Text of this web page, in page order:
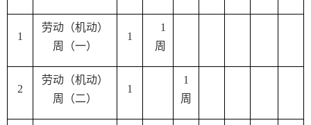
1
劳动（机动）
周（一）
1
1
周
2
劳动（机动）
周（二）
1
1
周